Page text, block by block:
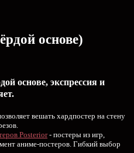
основе)
основе, экспрессия и
вешать хардпостер на стену
Posterior- постеры из игр,
аниме-постеров. Гибкий выбор